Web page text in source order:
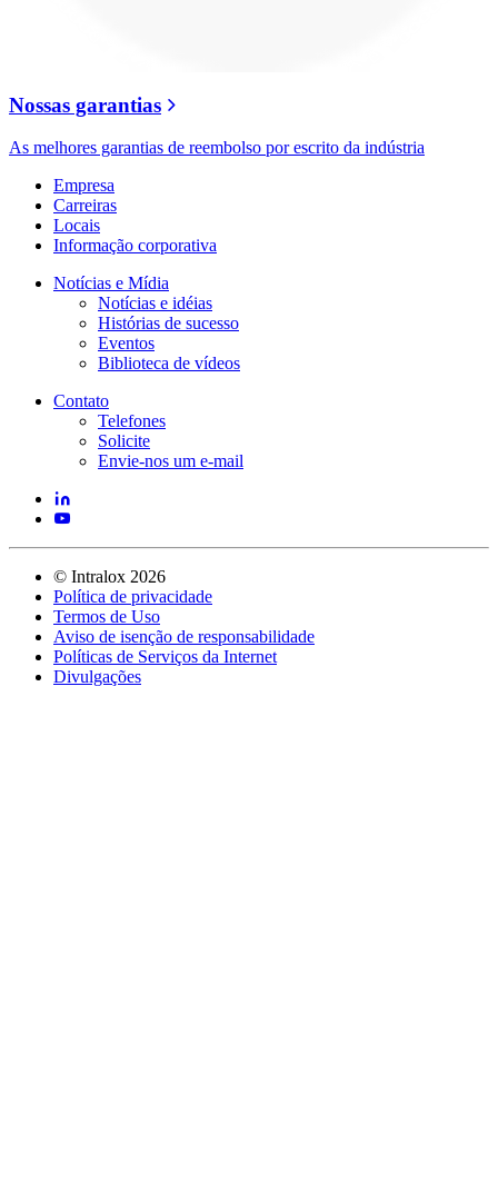
Nossas garantias
As melhores garantias de reembolso por escrito da indústria
Empresa
Carreiras
Locais
Informação corporativa
Notícias e Mídia
Notícias e idéias
Histórias de sucesso
Eventos
Biblioteca de vídeos
Contato
Telefones
Solicite
Envie-nos um e-mail
© Intralox 2026
Política de privacidade
Termos de Uso
Aviso de isenção de responsabilidade
Políticas de Serviços da Internet
Divulgações